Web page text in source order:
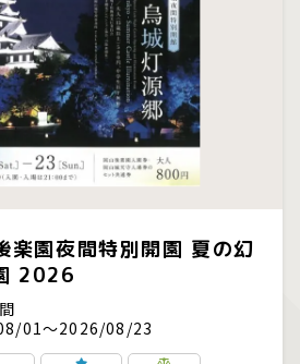
楽園夜間特別開園 夏の幻
2026
01～2026/08/23